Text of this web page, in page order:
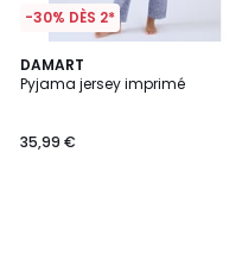
-30% DÈS 2*
DAMART
Pyjama jersey imprimé
35,99 €